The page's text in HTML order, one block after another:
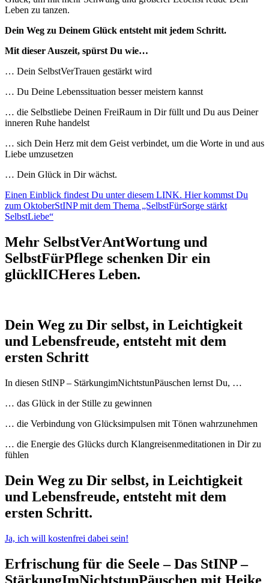
Leben zu tanzen.
Dein Weg zu Deinem Glück entsteht mit jedem Schritt.
Mit dieser Auszeit, spürst Du wie…
… Dein SelbstVerTrauen gestärkt wird
… Du Deine Lebenssituation besser meistern kannst
… die Selbstliebe Deinen FreiRaum in Dir füllt und Du aus Deiner
inneren Ruhe handelst
… sich Dein Herz mit dem Geist verbindet, um die Worte in und aus
Liebe umzusetzen
… Dein Glück in Dir wächst.
Einen Einblick findest Du unter diesem LINK. Hier kommst Du
zum OktoberStINP mit dem Thema „SelbstFürSorge stärkt
SelbstLiebe“
Mehr SelbstVerAntWortung und
SelbstFürPflege schenken Dir ein
glücklICHeres Leben.
Dein Weg zu Dir selbst, in Leichtigkeit
und Lebensfreude, entsteht mit dem
ersten Schritt
In diesen StINP – StärkungimNichtstunPäuschen lernst Du, …
… das Glück in der Stille zu gewinnen
… die Verbindung von Glücksimpulsen mit Tönen wahrzunehmen
… die Energie des Glücks durch Klangreisenmeditationen in Dir zu
fühlen
Dein Weg zu Dir selbst, in Leichtigkeit
und Lebensfreude, entsteht mit dem
ersten Schritt.
Ja, ich will kostenfrei dabei sein!
Erfrischung für die Seele – Das StINP –